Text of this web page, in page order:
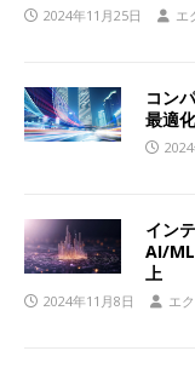
2024年11月25日 エ
コン
最適
イン
AI/ML
上
2024年11月8日 エ